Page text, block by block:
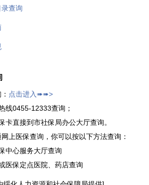
查询
点击进入➠➠>
线0455-12333查询；
卡直接到市社保局办公大厅查询。
上医保查询，你可以按以下方法查询：
中心服务大厅查询
医保定点医院、药店查询